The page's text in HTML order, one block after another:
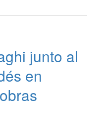
junto al
en